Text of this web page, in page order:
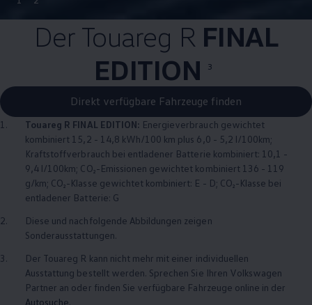
Der Touareg R FINAL
EDITION
3
Direkt verfügbare Fahrzeuge finden
1. Touareg R FINAL EDITION: Energieverbrauch gewichtet
kombiniert 15,2 - 14,8 kWh/100 km plus 6,0 - 5,2 l/100km;
Kraftstoffverbrauch bei entladener Batterie kombiniert: 10,1 -
9,4 l/100km; CO₂-Emissionen gewichtet kombiniert 136 - 119
g/km; CO₂-Klasse gewichtet kombiniert: E - D; CO₂-Klasse bei
entladener Batterie: G
2.
Diese und nachfolgende Abbildungen zeigen
Sonderausstattungen.
3.
Der Touareg R kann nicht mehr mit einer individuellen
Ausstattung bestellt werden. Sprechen Sie Ihren Volkswagen
Partner an oder finden Sie verfügbare Fahrzeuge online in der
Autosuche